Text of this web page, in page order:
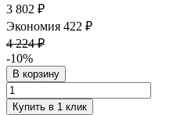
3 802 ₽
Экономия 422 ₽
4 224 ₽
-10%
В корзину
Купить в 1 клик